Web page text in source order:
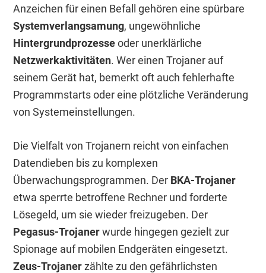
Anzeichen für einen Befall gehören eine spürbare
Systemverlangsamung, ungewöhnliche
Hintergrundprozesseoder unerklärliche
Netzwerkaktivitäten. Wer einen Trojaner auf
seinem Gerät hat, bemerkt oft auch fehlerhafte
Programmstarts oder eine plötzliche Veränderung
von Systemeinstellungen.
Die Vielfalt von Trojanern reicht von einfachen
Datendieben bis zu komplexen
Überwachungsprogrammen. Der BKA-Trojaner
etwa sperrte betroffene Rechner und forderte
Lösegeld, um sie wieder freizugeben. Der
Pegasus-Trojanerwurde hingegen gezielt zur
Spionage auf mobilen Endgeräten eingesetzt.
Zeus-Trojanerzählte zu den gefährlichsten